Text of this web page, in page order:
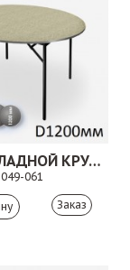
СТОЛ СКЛАДНОЙ КРУГЛЫЙ.049-061
049-061
Заказ